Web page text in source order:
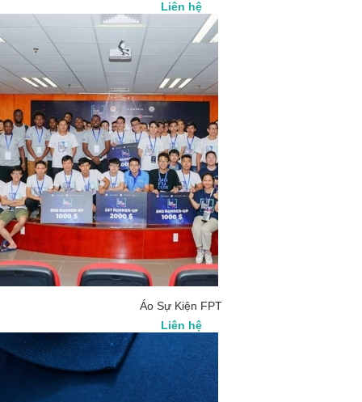
Liên hệ
Áo Sự Kiện FPT
Liên hệ